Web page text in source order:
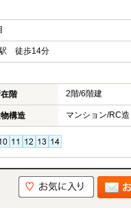
徒歩14分
階 2階/6階建
構造 マンション/RC造